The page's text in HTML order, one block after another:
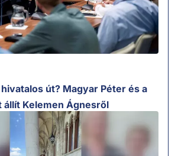
út? Magyar Péter és a
állít Kelemen Ágnesről